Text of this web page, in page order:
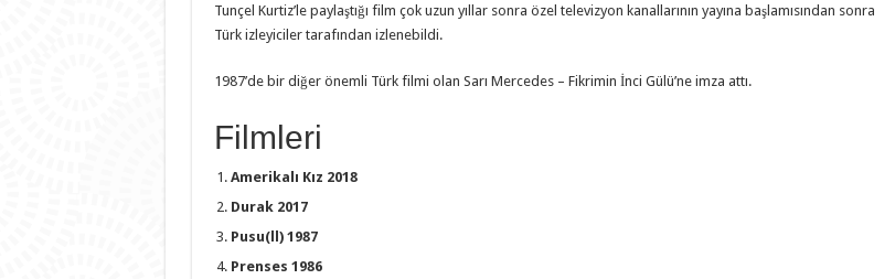
Tunçel Kurtiz’le paylaştığı film çok uzun yıllar sonra özel televizyon kanallarının yayına başlamısından sonra
Türk izleyiciler tarafından izlenebildi.
1987’de bir diğer önemli Türk filmi olan Sarı Mercedes – Fikrimin İnci Gülü’ne imza attı.
Filmleri
Amerikalı Kız 2018
Durak 2017
Pusu(ll) 1987
Prenses 1986